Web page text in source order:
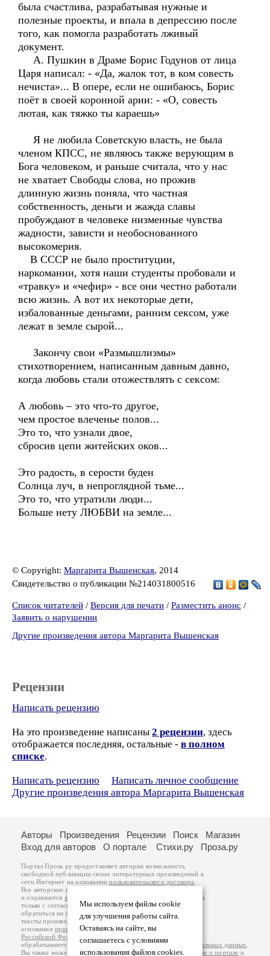
была счастлива, разрабатывая нужные и
полезные проекты, и впала в депрессию после
того, как помогла разработать лживый
документ.
А. Пушкин в Драме Борис Годунов от лица
Царя написал: - «Да, жалок тот, в ком совесть
нечиста»... В опере, если не ошибаюсь, Борис
поёт в своей коронной арии: - «О, совесть
лютая, как тяжко ты караешь»
Я не любила Советскую власть, не была
членом КПСС, не являюсь также верующим в
Бога человеком, и раньше считала, что у нас
не хватает Свободы слова, но прожив
длинную жизнь поняла, что частная
собственность, деньги и жажда славы
пробуждают в человеке низменные чувства
жадности, зависти и необоснованного
высокомерия.
В СССР не было проституции,
наркомании, хотя наши студенты пробовали и
«травку» и «чефир» - все они честно работали
всю жизнь. А вот их некоторые дети,
избалованные деньгами, ранним сексом, уже
лежат в земле сырой...
Закончу свои «Размышлизмы»
стихотворением, написанным давным давно,
когда любовь стали отожествлять с сексом:
А любовь – это что-то другое,
чем простое влеченье полов...
Это то, что узнали двое,
сбросив цепи житейских оков...
Это радость, в серости буден
Солнца луч, в непроглядной тьме...
Это то, что утратили люди...
Больше нету ЛЮБВИ на земле...
© Copyright: Маргарита Вышенская, 2014
Свидетельство о публикации №214031800516
Список читателей / Версия для печати / Разместить анонс /
Заявить о нарушении
Другие произведения автора Маргарита Вышенская
Рецензии
Написать рецензию
На это произведение написаны 2 рецензии, здесь
отображается последняя, остальные - в полном
списке.
Написать рецензию
Написать личное сообщение
Другие произведения автора Маргарита Вышенская
Мы используем файлы cookie
для улучшения работы сайта.
Оставаясь на сайте, вы
соглашаетесь с условиями
использования файлов cookies.
Авторы Произведения Рецензии Поиск
Магазин
Вход для авторов
О портале Стихи.ру Проза.ру
Портал Проза.ру предоставляет авторам возможность
свободной публикации своих литературных произведений в
сети Интернет на основаниипользовательского договора
Все авторские права на произведения принадлежат авторам
и охраняются законом
. Перепечатка произведений возможна
только с согласия его автора, к которому вы можете
обратиться на его авторской странице. Ответственность за
тексты произведений авторы несут самостоятельно на
основанииправил публикацииизаконодательства
Российской Федерации
обрабатываются на основанииПолитики обработки персональных данных
Вы также можете посмотреть более подробнуюинформацию о портале и